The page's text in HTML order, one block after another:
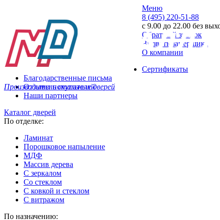
Производитель стальных дверей
Меню
8 (495) 220-51-88
с 9.00 до 22.00 без
Обратный звонок
Вызвать замерщика
О компании
Сертификаты
Благодарственные письма
Отзывы покупателей
Наши партнеры
Каталог дверей
По отделке:
Ламинат
Порошковое напыление
МДФ
Массив дерева
С зеркалом
Со стеклом
С ковкой и стеклом
С витражом
По назначению: